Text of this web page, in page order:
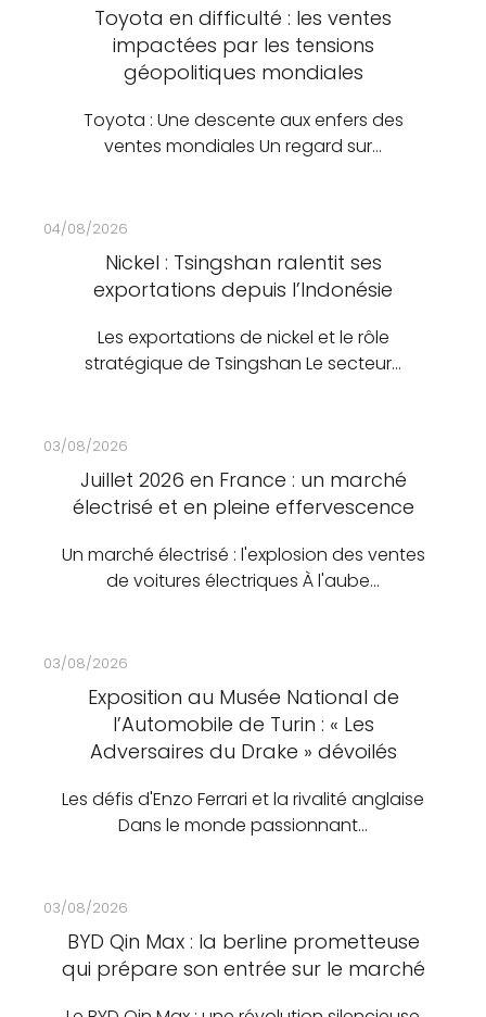
Toyota en difficulté : les ventes
impactées par les tensions
géopolitiques mondiales
Toyota : Une descente aux enfers des
ventes mondiales Un regard sur…
04/08/2026
Nickel : Tsingshan ralentit ses
exportations depuis l’Indonésie
Les exportations de nickel et le rôle
stratégique de Tsingshan Le secteur…
03/08/2026
Juillet 2026 en France : un marché
électrisé et en pleine effervescence
Un marché électrisé : l'explosion des ventes
de voitures électriques À l'aube…
03/08/2026
Exposition au Musée National de
l’Automobile de Turin : « Les
Adversaires du Drake » dévoilés
Les défis d'Enzo Ferrari et la rivalité anglaise
Dans le monde passionnant…
03/08/2026
BYD Qin Max : la berline prometteuse
qui prépare son entrée sur le marché